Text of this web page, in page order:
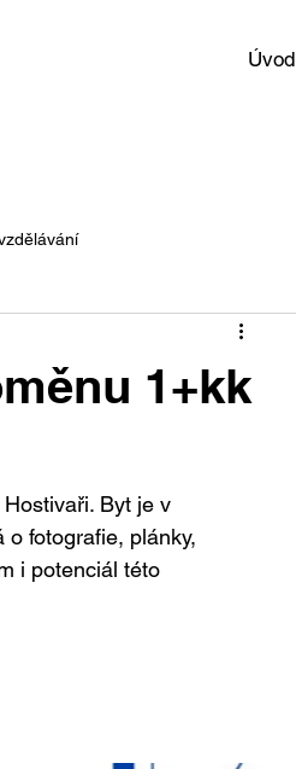
Úvod
1+kk
Byt je v
o fotografie, plánky,
i potenciál této